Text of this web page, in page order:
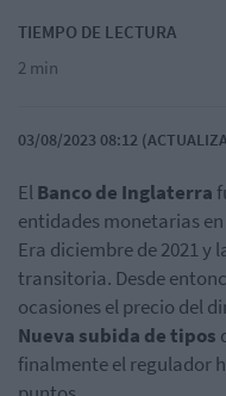
TIEMPO DE LECTURA
2 min
03/08/2023 08:12
ElBanco de Inglaterra
entidades monetarias
Era diciembre de 2021 y
transitoria. Desde
ocasiones el precio del
Nueva subida de tipos
finalmente el regulador